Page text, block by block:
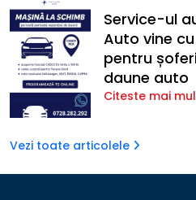
Service-ul
Auto vine
pentru
daune auto
Citeste mai
Vezi toate articolele